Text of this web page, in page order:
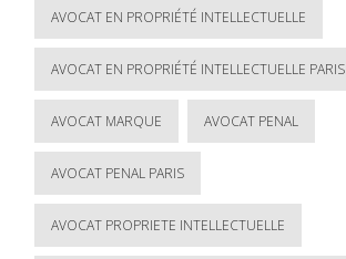
AVOCAT EN PROPRIÉTÉ INTELLECTUELLE
AVOCAT EN PROPRIÉTÉ INTELLECTUELLE PARIS
AVOCAT MARQUE AVOCAT PENAL
AVOCAT PENAL PARIS
AVOCAT PROPRIETE INTELLECTUELLE